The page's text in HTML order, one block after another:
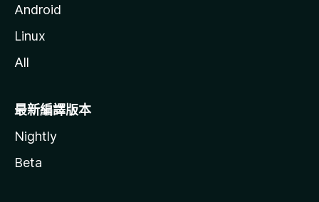
Android
Linux
All
最新編譯版本
Nightly
Beta